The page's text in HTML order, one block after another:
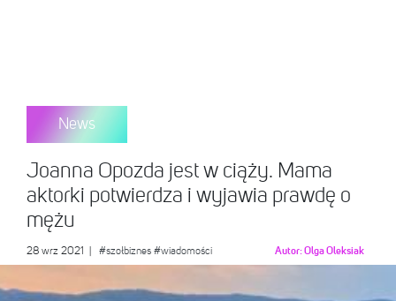
News
Joanna Opozda jest w ciąży. Mama
aktorki potwierdza i wyjawia prawdę o
mężu
28 wrz 2021 #szołbiznes #wiadomości Autor:Olga Oleksiak